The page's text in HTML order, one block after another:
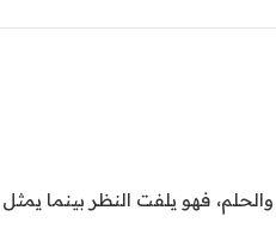
والحلم، فهو يلفت النظر بينما يمثل